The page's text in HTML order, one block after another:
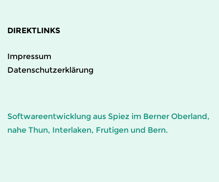
DIREKTLINKS
Impressum
Datenschutzerklärung
Softwareentwicklung aus Spiez im Berner Oberland,
nahe Thun, Interlaken, Frutigen und Bern.